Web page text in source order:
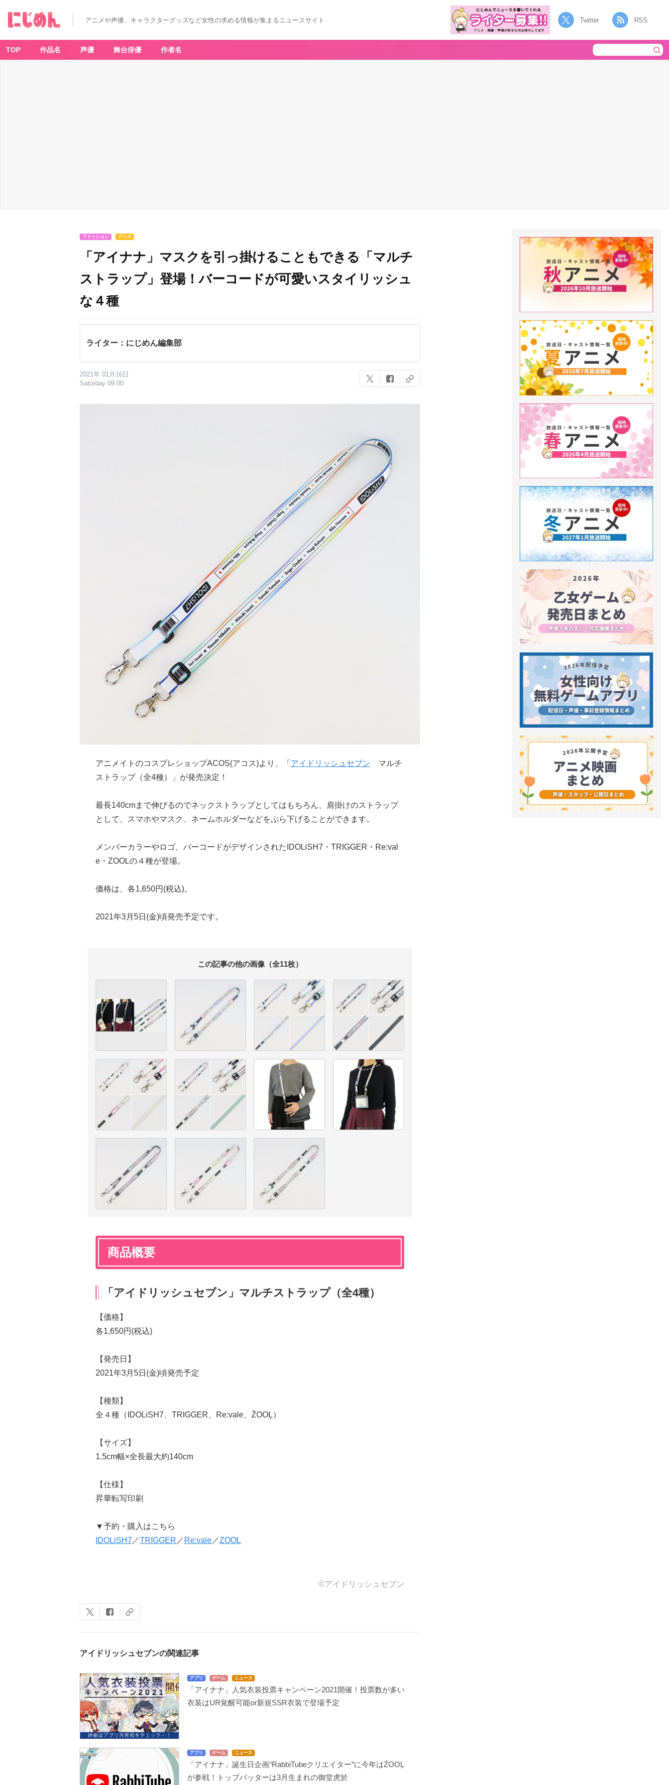
アニメや声優、キャラクターグッズなど女性の求める情報が集まるニュースサイト Twitter RSS
TOP 作品名 声優 舞台俳優 作者名
ファッション グッズ
「アイナナ」マスクを引っ掛けることもできる「マルチ
ストラップ」登場！バーコードが可愛いスタイリッシュ
な４種
ライター：にじめん編集部
2021年 01月16日
Saturday 09:00
アニメイトのコスプレショップACOS(アコス)より、「 アイドリッシュセブン マルチ
ストラップ（全4種）」が発売決定！
最長140cmまで伸びるのでネックストラップとしてはもちろん、肩掛けのストラップ
として、スマホやマスク、ネームホルダーなどをぶら下げることができます。
メンバーカラーやロゴ、バーコードがデザインされたIDOLiSH7・TRIGGER・Re:val
e・ZOOLの４種が登場。
価格は、各1,650円(税込)。
2021年3月5日(金)頃発売予定です。
この記事の他の画像（全11枚）
商品概要
「アイドリッシュセブン」マルチストラップ（全4種）
【価格】
各1,650円(税込)
【発売日】
2021年3月5日(金)頃発売予定
【種類】
全４種（IDOLiSH7、TRIGGER、Re:vale、ŹOOĻ）
【サイズ】
1.5cm幅×全長最大約140cm
【仕様】
昇華転写印刷
▼予約・購入はこちら
IDOLiSH7 ／TRIGGER ／ Re:vale ／ZOOL
©アイドリッシュセブン
アイドリッシュセブンの関連記事
アプリ ゲーム ニュース
「アイナナ」人気衣装投票キャンペーン2021開催！投票数が多い
衣装はUR覚醒可能or新規SSR衣装で登場予定
アプリ ゲーム ニュース
「アイナナ」誕生日企画“RabbiTubeクリエイター”に今年はŹOOĻ
が参戦！トップバッターは3月生まれの御堂虎於